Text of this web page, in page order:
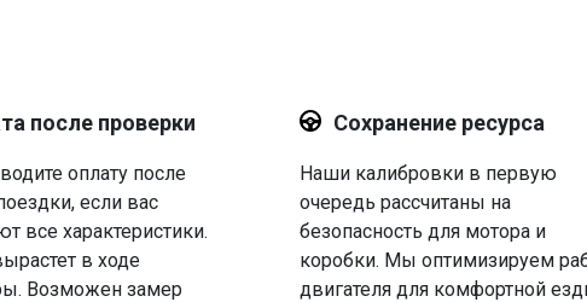
после проверки
оплату после
если вас
все характеристики.
в ходе
Возможен замер
Сохранение ресурса
Наши калибровки в первую
очередь рассчитаны на
безопасность для мотора и
коробки. Мы оптимизируем
двигателя для комфортной